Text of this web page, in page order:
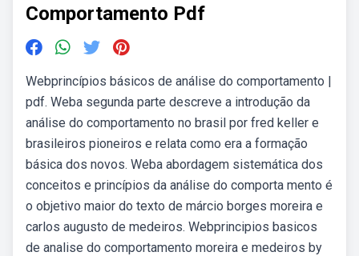
Comportamento Pdf
Webprincípios básicos de análise do comportamento |
pdf. Weba segunda parte descreve a introdução da
análise do comportamento no brasil por fred keller e
brasileiros pioneiros e relata como era a formação
básica dos novos. Weba abordagem sistemática dos
conceitos e princípios da análise do comporta­ mento é
o objetivo maior do texto de márcio borges moreira e
carlos augusto de medeiros. Webprincipios basicos
de analise do comportamento moreira e medeiros by